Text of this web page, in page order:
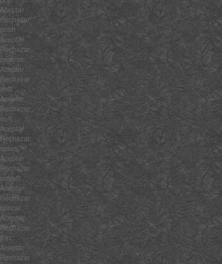
Aceptar
Rechazar
push
Aceptar
Rechazar
reverse
Aceptar
Rechazar
shift
Aceptar
Rechazar
sort
Aceptar
Rechazar
splice
Aceptar
Rechazar
unshift
Aceptar
Rechazar
concat
Aceptar
Rechazar
join
Aceptar
Rechazar